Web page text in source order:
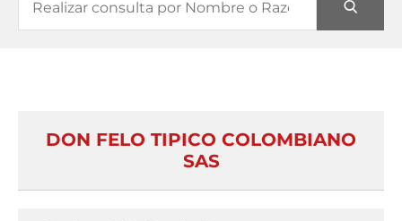
DON FELO TIPICO COLOMBIANO
SAS